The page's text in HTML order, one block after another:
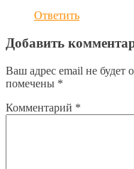
Ответить
Добавить
Ваш адрес email не будет
помечены *
Комментарий *